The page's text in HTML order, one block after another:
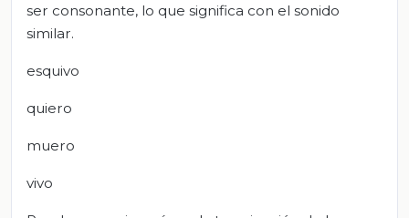
ser consonante, lo que significa con el sonido
similar.
esquivo
quiero
muero
vivo